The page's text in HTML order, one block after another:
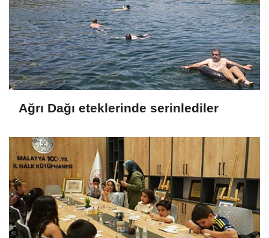
Ağrı Dağı eteklerinde serinlediler